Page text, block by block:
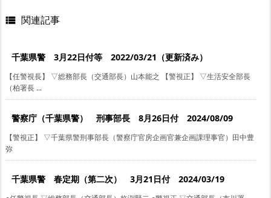
 関連記事
千葉県警 3月22日付等 2022/03/21（更新済み）
【任警視長】 ▽総務部長（交通部長）山本能之 【警視正】 ▽生活安全部長
（柏署長 ...
警察庁（千葉県警） 刑事部長 8月26日付 2024/08/09
【警視正】 ▽千葉県警刑事部長（警察庁官房企画官兼企画課理事官）田中豊
弥
千葉県警 春定期（第二次） 3月21日付 2024/03/19